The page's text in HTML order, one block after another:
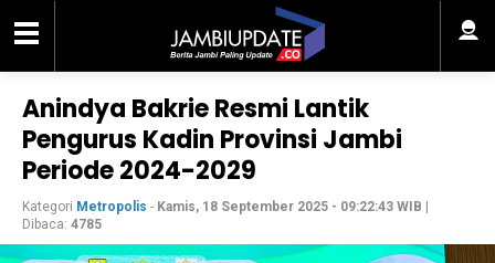
Anindya Bakrie Resmi Lantik
Pengurus Kadin Provinsi Jambi
Periode 2024-2029
Kategori Metropolis - Kamis, 18 September 2025 - 09:22:43 WIB
Dibaca: 4785